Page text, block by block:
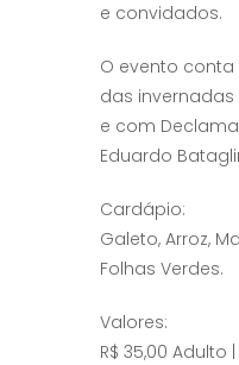
e convidados.
O evento
das invernadas
e com
Eduardo
Cardápio:
Galeto, Arroz,
Folhas Verdes.
Valores:
R$ 35,00 Adulto